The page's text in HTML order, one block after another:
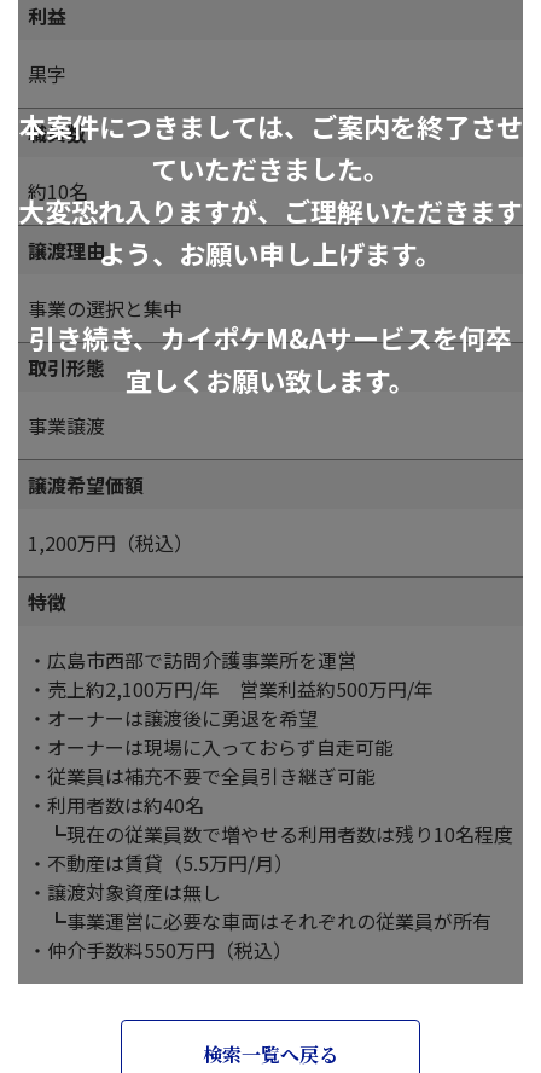
本案件につきましては、ご案内を終了させ
ていただきました。
大変恐れ入りますが、ご理解いただきます
よう、お願い申し上げます。
引き続き、カイポケM&Aサービスを何卒
宜しくお願い致します。
利益
黒字
職員数
約10名
譲渡理由
事業の選択と集中
取引形態
事業譲渡
譲渡希望価額
1,200万円（税込）
特徴
・広島市西部で訪問介護事業所を運営
・売上約2,100万円/年 営業利益約500万円/年
・オーナーは譲渡後に勇退を希望
・オーナーは現場に入っておらず自走可能
・従業員は補充不要で全員引き継ぎ可能
・利用者数は約40名
┗現在の従業員数で増やせる利用者数は残り10名程度
・不動産は賃貸（5.5万円/月）
・譲渡対象資産は無し
┗事業運営に必要な車両はそれぞれの従業員が所有
・仲介手数料550万円（税込）
検索一覧へ戻る